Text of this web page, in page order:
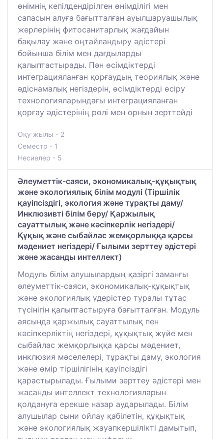
өнімнің кепілдендірілген өнімділігі мен
сапасын алуға бағытталған ауылшаруашылық
жерлерінің фитосанитарлық жағдайын
бақылау және оңтайландыру әдістері
бойынша білім мен дағдыларды
қалыптастырады. Пән өсімдіктерді
интеграцияланған қорғаудың теориялық және
әдіснамалық негіздерін, өсімдіктерді өсіру
технологияларындағы интеграцияланған
қорғау әдістерінің рөлі мен орнын зерттейді
Оқу жылы - 2
Семестр - 1
Несиелер - 5
Әлеуметтік-саяси, экономикалық-құқықтық
және экологиялық білім модулі (Тіршілік
қауіпсіздігі, экология және тұрақты даму/
Инклюзивті білім беру/ Қаржылық
сауаттылық және кәсіпкерлік негіздері/
Құқық және сыбайлас жемқорлыққа қарсы
мәдениет негіздері/ Ғылыми зерттеу әдістері
және жасанды интеллект)
Модуль білім алушылардың қазіргі заманғы
әлеуметтік-саяси, экономикалық-құқықтық
және экологиялық үдерістер туралы тұтас
түсінігін қалыптастыруға бағытталған. Модуль
аясында қаржылық сауаттылық пен
кәсіпкерліктің негіздері, құқықтық жүйе мен
сыбайлас жемқорлыққа қарсы мәдениет,
инклюзия мәселелері, тұрақты даму, экология
және өмір тіршілігінің қауіпсіздігі
қарастырылады. Ғылыми зерттеу әдістері мен
жасанды интеллект технологияларын
қолдануға ерекше назар аударылады. Білім
алушылар сыни ойлау қабілетін, құқықтық
және экологиялық жауапкершілікті дамытып,